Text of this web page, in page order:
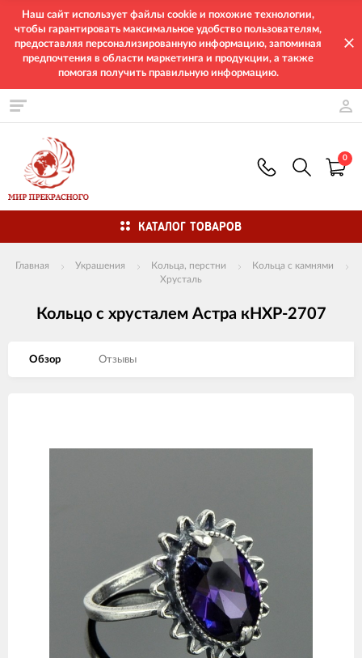
Наш сайт использует файлы cookie и похожие технологии,
чтобы гарантировать максимальное удобство пользователям,
предоставляя персонализированную информацию, запоминая
предпочтения в области маркетинга и продукции, а также
помогая получить правильную информацию.
0
КАТАЛОГ ТОВАРОВ
Главная Украшения Кольца, перстни
Кольца с камнями
Хрусталь
Кольцо с хрусталем Астра кНХР-2707
Обзор Отзывы